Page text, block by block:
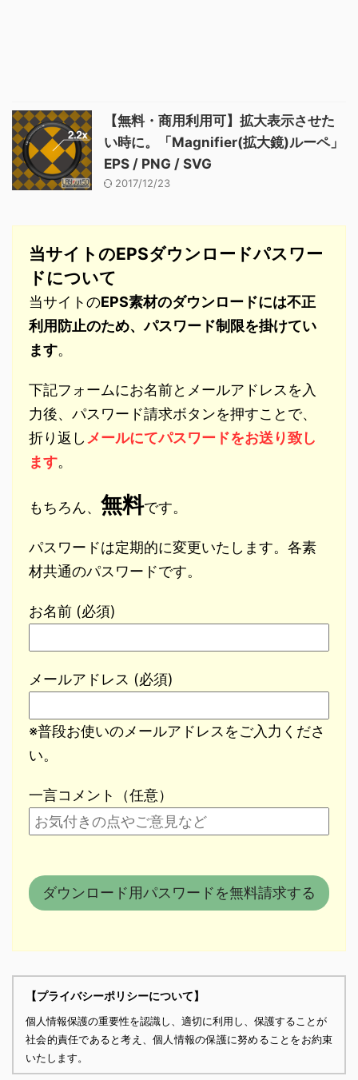
【無料・商用利用可】拡大表示させた
い時に。「Magnifier(拡大鏡)ルーペ」
EPS / PNG / SVG
2017/12/23
当サイトのEPSダウンロードパスワー
ドについて
当サイトのEPS素材のダウンロードには不正
利用防止のため、パスワード制限を掛けてい
ます。
下記フォームにお名前とメールアドレスを入
力後、パスワード請求ボタンを押すことで、
折り返し メールにてパスワードをお送り致し
ます。
もちろん、 無料です。
パスワードは定期的に変更いたします。各素
材共通のパスワードです。
お名前 (必須)
メールアドレス (必須)
※普段お使いのメールアドレスをご入力くださ
い。
一言コメント（任意）
【プライバシーポリシーについて】
個人情報保護の重要性を認識し、適切に利用し、保護することが
社会的責任であると考え、個人情報の保護に努めることをお約束
いたします。